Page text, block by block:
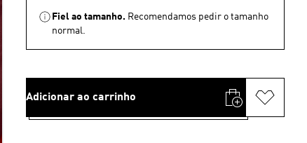
Fiel ao tamanho. Recomendamos pedir o tamanho
normal.
Adicionar ao carrinho